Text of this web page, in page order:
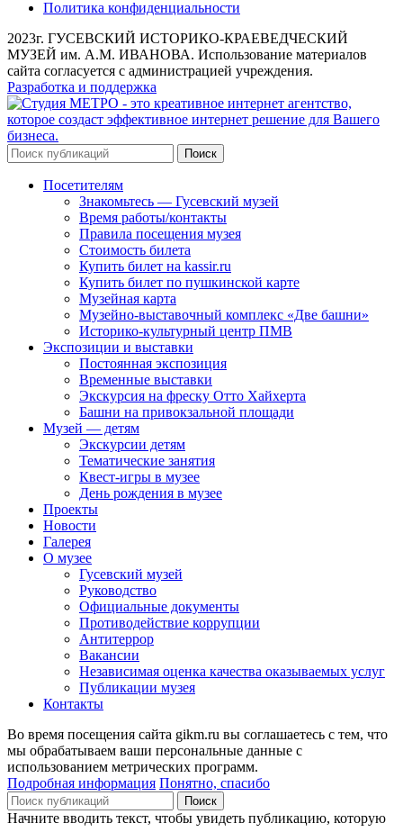
Политика конфиденциальности
2023г. ГУСЕВСКИЙ ИСТОРИКО-КРАЕВЕДЧЕСКИЙ
МУЗЕЙ им. А.М. ИВАНОВА. Использование материалов
сайта согласуется с администрацией учреждения.
Разработка и поддержка
Поиск
Посетителям
Знакомьтесь — Гусевский музей
Время работы/контакты
Правила посещения музея
Стоимость билета
Купить билет на kassir.ru
Купить билет по пушкинской карте
Музейная карта
Музейно-выставочный комплекс «Две башни»
Историко-культурный центр ПМВ
Экспозиции и выставки
Постоянная экспозиция
Временные выставки
Экскурсия на фреску Отто Хайхерта
Башни на привокзальной площади
Музей — детям
Экскурсии детям
Тематические занятия
Квест-игры в музее
День рождения в музее
Проекты
Новости
Галерея
О музее
Гусевский музей
Руководство
Официальные документы
Противодействие коррупции
Антитеррор
Вакансии
Независимая оценка качества оказываемых услуг
Публикации музея
Контакты
Во время посещения сайта gikm.ru вы соглашаетесь с тем, что
мы обрабатываем ваши персональные данные с
использованием метрических программ.
Подробная информация Понятно, спасибо
Поиск
Начните вводить текст, чтобы увидеть публикацию, которую